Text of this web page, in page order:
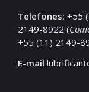
Telefones: +55
2149-8922 (
+55 (11) 2149-
E-mail